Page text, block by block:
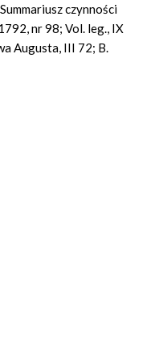
czynności
nr 98; Vol. leg., IX
Augusta, III 72; B.